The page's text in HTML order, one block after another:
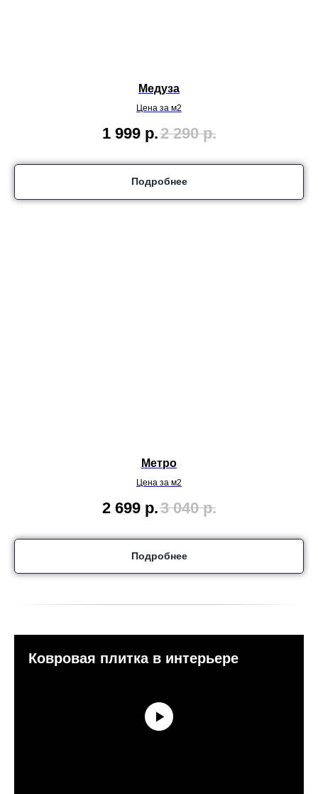
Медуза
Цена за м2
1 999 р.2 290 р.
Подробнее
Метро
Цена за м2
2 699 р.3 040 р.
Подробнее
Ковровая плитка в интерьере
КОНТАКТЫ